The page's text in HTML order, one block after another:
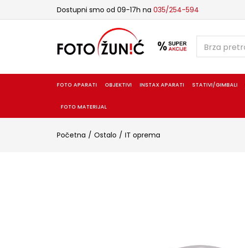
Dostupni smo od 09-17h na 035/254-594
FOTO APARATI OBJEKTIVI INSTAX APARATI STATIVI/GIMBALI
FOTO MATERIJAL
Početna Ostalo IT oprema